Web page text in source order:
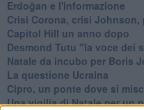
Erdoğan e l'informazione
Crisi Corona, crisi
Capitol Hill un anno dopo
Desmond Tutu "la voce dei
Natale da incubo per Boris
La questione Ucraina
Cipro, un ponte dove si
Una vigilia di Natale per un